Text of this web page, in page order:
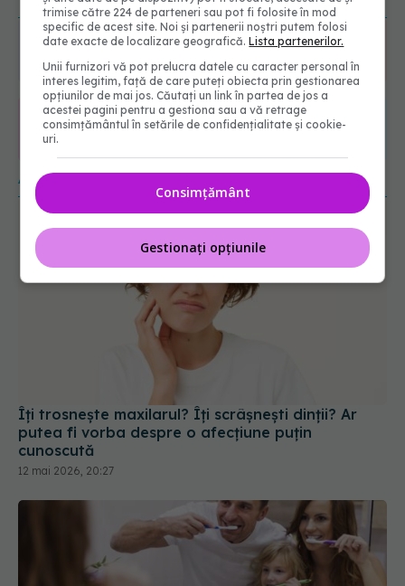
URMĂRITORI 6560
ABONAȚI
365 1401
ARTICOLE SIMILARE
Îți trosnește maxilarul? Îți scrâșnești dinții? Ar
putea fi vorba despre o afecțiune puțin
cunoscută
12 mai 2026, 20:27
trimise către 224 de parteneri sau pot fi folosite în mod
specific de acest site. Noi și partenerii noștri putem folosi
date exacte de localizare geografică.Lista partenerilor.
Unii furnizori vă pot prelucra datele cu caracter personal în
interes legitim, față de care puteți obiecta prin gestionarea
opțiunilor de mai jos. Căutați un link în partea de jos a
acestei pagini pentru a gestiona sau a vă retrage
consimțământul în setările de confidențialitate și cookie-
uri.
Consimțământ
Gestionați opțiunile